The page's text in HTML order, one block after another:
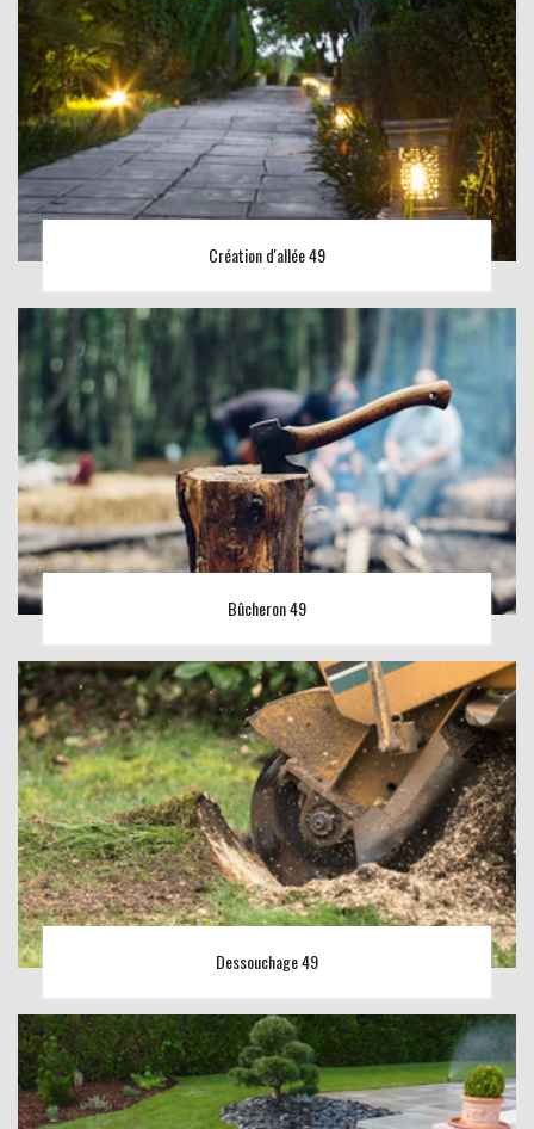
Création d'allée 49
Bûcheron 49
Dessouchage 49